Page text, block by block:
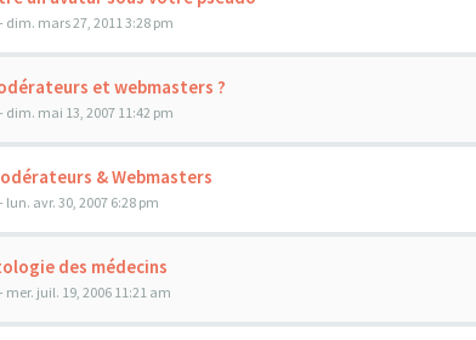
- dim. mars 27, 2011 3:28 pm
et webmasters ?
- dim. mai 13, 2007 11:42 pm
& Webmasters
- lun. avr. 30, 2007 6:28 pm
des médecins
- mer. juil. 19, 2006 11:21 am